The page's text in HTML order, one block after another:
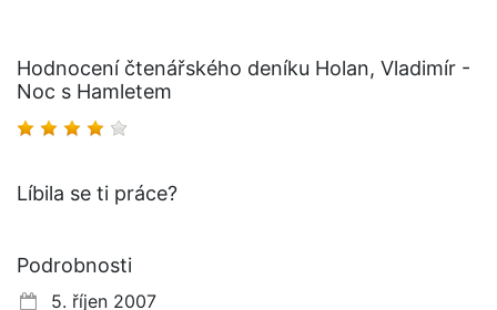
Hodnocení čtenářského deníku Holan, Vladimír -
Noc s Hamletem
Líbila se ti práce?
Podrobnosti
5. říjen 2007